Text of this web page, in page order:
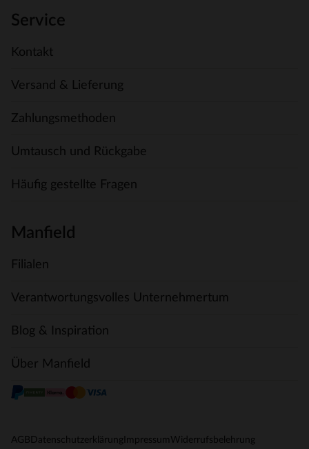
Service
Kontakt
Versand & Lieferung
Zahlungsmethoden
Umtausch und Rückgabe
Häufig gestellte Fragen
Manfield
Filialen
Verantwortungsvolles Unternehmertum
Blog & Inspiration
Über Manfield
AGB Datenschutzerklärung Impressum Widerrufsbelehrung